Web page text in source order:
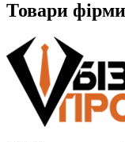
Товари фірми